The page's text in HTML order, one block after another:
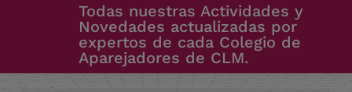
Todas nuestras Actividades y
Novedades actualizadas por
expertos de cada Colegio de
Aparejadores de CLM.